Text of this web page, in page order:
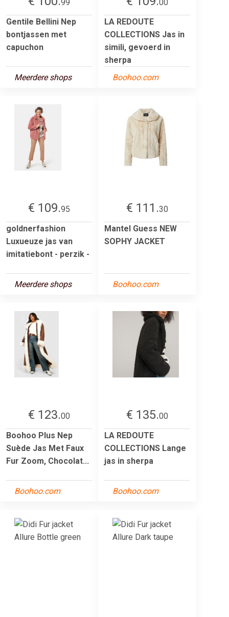
99
Gentile Bellini Nep
bontjassen met
capuchon
Meerdere shops
00
LA REDOUTE
COLLECTIONS Jas in
simili, gevoerd in
sherpa
Boohoo.com
€ 109.95
goldnerfashion
Luxueuze jas van
imitatiebont - perzik -
Meerdere shops
€ 111.30
Mantel Guess NEW
SOPHY JACKET
Boohoo.com
€ 123.00
Boohoo Plus Nep
Suède Jas Met Faux
Fur Zoom, Chocolat...
Boohoo.com
€ 135.00
LA REDOUTE
COLLECTIONS Lange
jas in sherpa
Boohoo.com